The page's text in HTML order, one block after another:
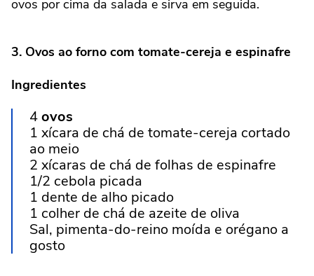
ovos por cima da salada e sirva em seguida.
3. Ovos ao forno com tomate-cereja e espinafre
Ingredientes
4ovos
1 xícara de chá de tomate-cereja cortado
ao meio
2 xícaras de chá de folhas de espinafre
1/2 cebola picada
1 dente de alho picado
1 colher de chá de azeite de oliva
Sal, pimenta-do-reino moída e orégano a
gosto